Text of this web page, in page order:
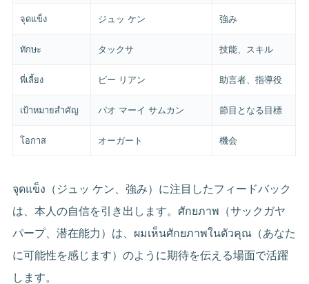
จุดแข็ง ジュッ ケン 強み
ทักษะ タックサ 技能、スキル
พี่เลี้ยง ピー リアン 助言者、指導役
เป้าหมายสำคัญ パオ マーイ サムカン 節目となる目標
โอกาส オーガート 機会
จุดแข็ง（ジュッ ケン、強み）に注目したフィードバック
は、本人の自信を引き出します。ศักยภาพ（サックガヤ
パープ、潜在能力）は、ผมเห็นศักยภาพในตัวคุณ（あなた
に可能性を感じます）のように期待を伝える場面で活躍
します。